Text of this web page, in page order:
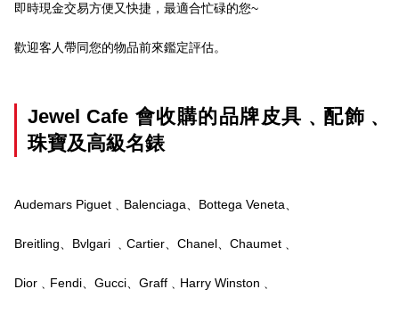
即時現金交易方便又快捷，最適合忙碌的您~
歡迎客人帶同您的物品前來鑑定評估。
Jewel Cafe 會收購的品牌皮具﹑配飾﹑
珠寶及高級名錶
Audemars Piguet﹑Balenciaga、Bottega Veneta、
Breitling、Bvlgari ﹑Cartier、Chanel、Chaumet﹑
Dior﹑Fendi、Gucci、Graff﹑Harry Winston﹑